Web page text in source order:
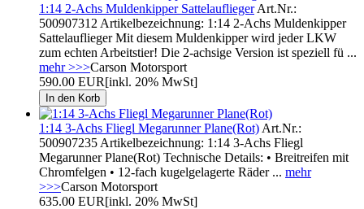
1:14 2-Achs Muldenkipper SattelaufliegerArt.Nr.:
500907312 Artikelbezeichnung: 1:14 2-Achs Muldenkipper
Sattelauflieger Mit diesem Muldenkipper wird jeder LKW
zum echten Arbeitstier! Die 2-achsige Version ist speziell fü ...
mehr >>>Carson Motorsport
590.00 EUR[inkl. 20% MwSt]
1:14 3-Achs Fliegl Megarunner Plane(Rot) Art.Nr.:
500907235 Artikelbezeichnung: 1:14 3-Achs Fliegl
Megarunner Plane(Rot) Technische Details: • Breitreifen mit
Chromfelgen • 12-fach kugelgelagerte Räder ... mehr
>>>Carson Motorsport
635.00 EUR[inkl. 20% MwSt]